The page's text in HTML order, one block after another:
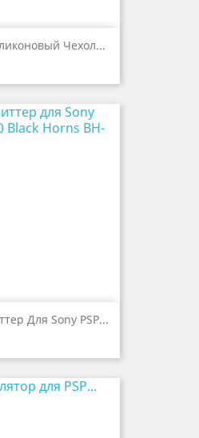
Чехол...
Для Sony PSP...